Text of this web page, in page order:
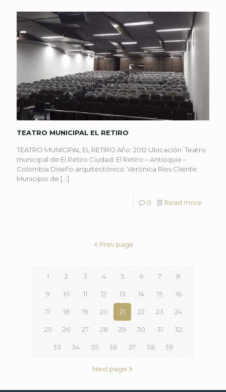
TEATRO MUNICIPAL EL RETIRO
TEATRO MUNICIPAL EL RETIRO Año: 2012 Ubicación: Teatro
municipal de El Retiro Ciudad: El Retiro – Antioquia –
Colombia Diseño arquitectónico: Verónica Ríos Cliente:
Municipio de […]
0 Read more
Prev page
1 2 3 4 5 6 7 8
9 10 11 12 13 14 15 16
17 18 19 20 21 22 23 24
25 26 27 28 29 30 31 32
33 34 35 36 37 38 39
Next page